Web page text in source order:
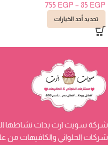
85 EGP
–
755 EGP
تحديد أحد الخيارات
شركة سويت ارت بدات نشاطها